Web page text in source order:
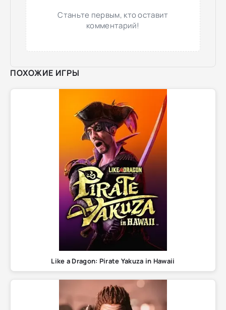
Станьте первым, кто оставит
комментарий!
ПОХОЖИЕ ИГРЫ
Like a Dragon: Pirate Yakuza in Hawaii